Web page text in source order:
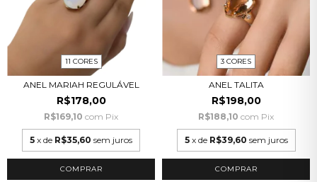
11 CORES
ANEL MARIAH REGULÁVEL
R$178,00
R$169,10 com Pix
5 x de R$35,60 sem juros
COMPRAR
3 CORES
ANEL TALITA
R$198,00
R$188,10 com Pix
5 x de R$39,60 sem juros
COMPRAR